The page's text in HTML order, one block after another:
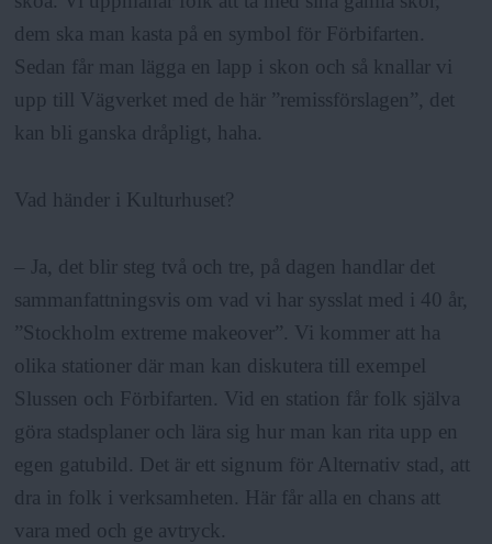
dem ska man kasta på en symbol för Förbifarten.
Sedan får man lägga en lapp i skon och så knallar vi
upp till Vägverket med de här ”remissförslagen”, det
kan bli ganska dråpligt, haha.
Vad händer i Kulturhuset?
– Ja, det blir steg två och tre, på dagen handlar det
sammanfattningsvis om vad vi har sysslat med i 40 år,
”Stockholm extreme makeover”. Vi kommer att ha
olika stationer där man kan diskutera till exempel
Slussen och Förbifarten. Vid en station får folk själva
göra stadsplaner och lära sig hur man kan rita upp en
egen gatubild. Det är ett signum för Alternativ stad, att
dra in folk i verksamheten. Här får alla en chans att
vara med och ge avtryck.